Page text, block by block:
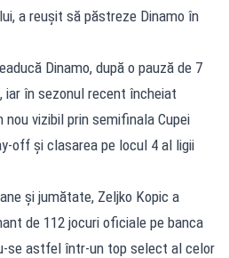
a reușit să păstreze Dinamo în
Dinamo, după o pauză de 7
iar în sezonul recent încheiat
vizibil prin semifinala Cupei
off și clasarea pe locul 4 al ligii
și jumătate, Zeljko Kopic a
de 112 jocuri oficiale pe banca
se astfel într-un top select al celor